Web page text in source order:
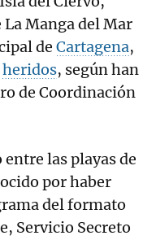
Manga del Mar
de Cartagena,
heridos, según han
de Coordinación
las playas de
por haber
del formato
Servicio Secreto